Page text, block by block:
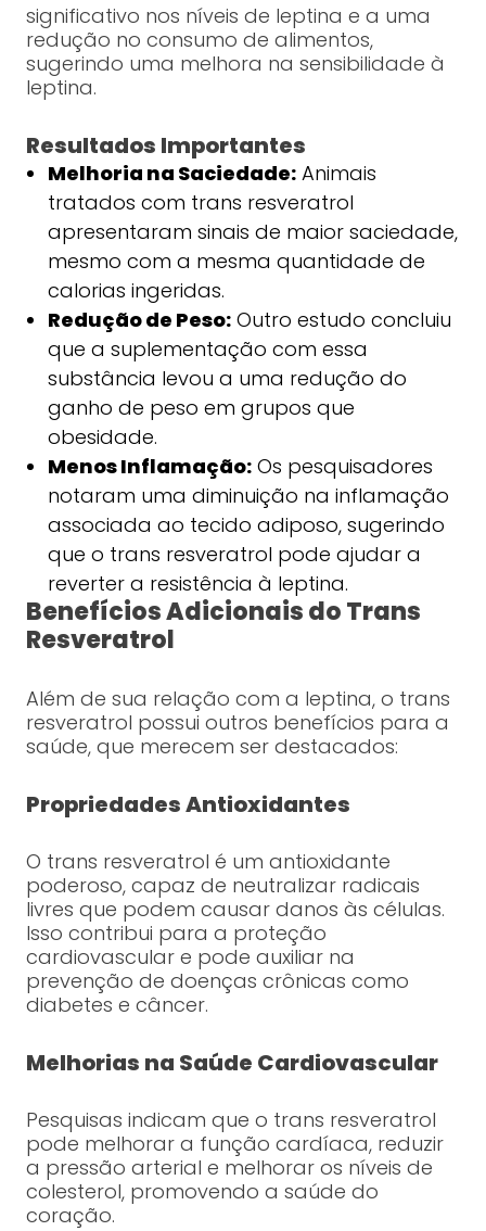
significativo nos níveis de leptina e a uma
redução no consumo de alimentos,
sugerindo uma melhora na sensibilidade à
leptina.
Resultados Importantes
Melhoria na Saciedade:Animais
tratados com trans resveratrol
apresentaram sinais de maior saciedade,
mesmo com a mesma quantidade de
calorias ingeridas.
Redução de Peso:Outro estudo concluiu
que a suplementação com essa
substância levou a uma redução do
ganho de peso em grupos que
obesidade.
Menos Inflamação:Os pesquisadores
notaram uma diminuição na inflamação
associada ao tecido adiposo, sugerindo
que o trans resveratrol pode ajudar a
reverter a resistência à leptina.
Benefícios Adicionais do Trans
Resveratrol
Além de sua relação com a leptina, o trans
resveratrol possui outros benefícios para a
saúde, que merecem ser destacados:
Propriedades Antioxidantes
O trans resveratrol é um antioxidante
poderoso, capaz de neutralizar radicais
livres que podem causar danos às células.
Isso contribui para a proteção
cardiovascular e pode auxiliar na
prevenção de doenças crônicas como
diabetes e câncer.
Melhorias na Saúde Cardiovascular
Pesquisas indicam que o trans resveratrol
pode melhorar a função cardíaca, reduzir
a pressão arterial e melhorar os níveis de
colesterol, promovendo a saúde do
coração.